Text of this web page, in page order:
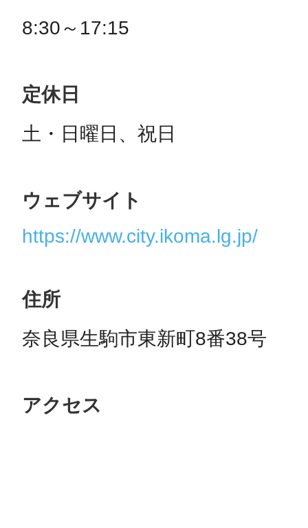
8:30～17:15
定休日
土・日曜日、祝日
ウェブサイト
https://www.city.ikoma.lg.jp/
住所
奈良県生駒市東新町8番38号
アクセス